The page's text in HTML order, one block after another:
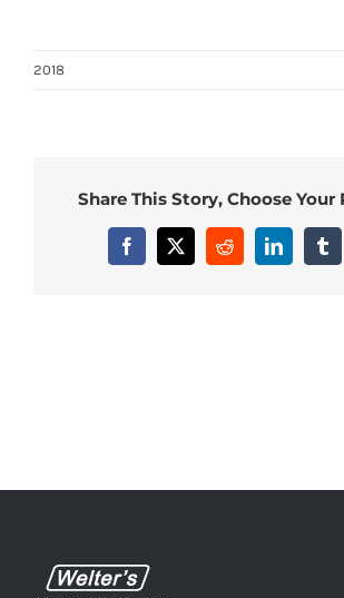
2018
Share This Story, Choose
Facebook
X RedditLinkedIn